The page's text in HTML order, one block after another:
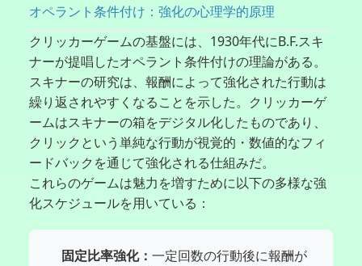
オペラント条件付け：強化の心理学的原理
クリッカーゲームの基盤には、1930年代にB.F.スキ
ナーが提唱したオペラント条件付けの理論がある。
スキナーの研究は、報酬によって強化された行動は
繰り返されやすくなることを示した。クリッカーゲ
ームはスキナーの箱をデジタル化したものであり、
クリックという単純な行動が視覚的・数値的なフィ
ードバックを通じて強化される仕組みだ。
これらのゲームは魅力を増すために以下の多様な強
化スケジュールを用いている：
固定比率強化： 一定回数の行動後に報酬が